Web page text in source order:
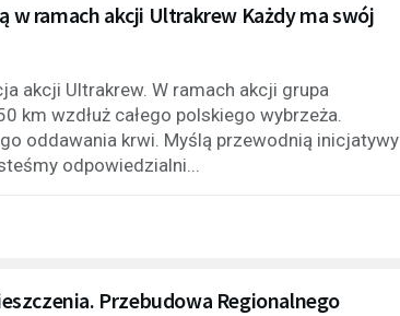
w ramach akcji Ultrakrew Każdy ma swój
akcji Ultrakrew. W ramach akcji grupa
km wzdłuż całego polskiego wybrzeża.
oddawania krwi. Myślą przewodnią inicjatywy
odpowiedzialni...
Przebudowa Regionalnego